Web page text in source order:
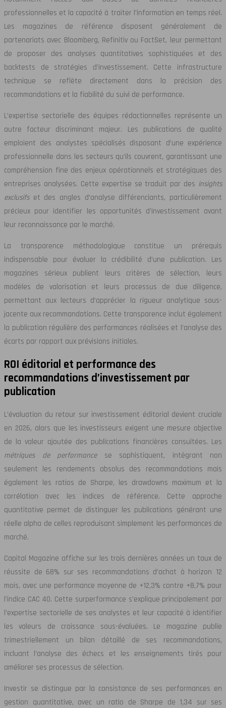
professionnelles et la capacité à traiter l’information en temps réel.
Les magazines de référence disposent généralement de
partenariats avec Bloomberg, Refinitiv ou FactSet, leur permettant
de proposer des analyses quantitatives sophistiquées et des
backtests de stratégies d’investissement. Cette infrastructure
technique se reflète directement dans la précision des
recommandations et la fiabilité du suivi de performance.
L’expertise sectorielle des équipes rédactionnelles représente un
autre facteur discriminant majeur. Les publications de qualité
emploient des analystes spécialisés disposant d’une expérience
professionnelle dans les secteurs qu’ils couvrent, garantissant une
compréhension fine des enjeux opérationnels et stratégiques des
entreprises analysées. Cette expertise se traduit par des insights
exclusifset des angles d’analyse différenciants, particulièrement
précieux pour identifier les opportunités d’investissement avant
leur reconnaissance par le marché.
La transparence méthodologique constitue un prérequis
indispensable pour évaluer la crédibilité d’une publication. Les
magazines sérieux publient leurs critères de sélection, leurs
modèles de valorisation et leurs processus de due diligence,
permettant aux lecteurs d’apprécier la rigueur analytique sous-
jacente aux recommandations. Cette transparence inclut également
la publication régulière des performances réalisées et l’analyse des
écarts par rapport aux prévisions initiales.
ROI éditorial et performance des
recommandations d’investissement par
publication
L’évaluation du retour sur investissement éditorial devient cruciale
en 2026, alors que les investisseurs exigent une mesure objective
de la valeur ajoutée des publications financières consultées. Les
métriques de performancese sophistiquent, intégrant non
seulement les rendements absolus des recommandations mais
également les ratios de Sharpe, les drawdowns maximum et la
corrélation avec les indices de référence. Cette approche
quantitative permet de distinguer les publications générant une
réelle alpha de celles reproduisant simplement les performances de
marché.
Capital Magazine affiche sur les trois dernières années un taux de
réussite de 68% sur ses recommandations d’achat à horizon 12
mois, avec une performance moyenne de +12,3% contre +8,7% pour
l’indice CAC 40. Cette surperformance s’explique principalement par
l’expertise sectorielle de ses analystes et leur capacité à identifier
les valeurs de croissance sous-évaluées. Le magazine publie
trimestriellement un bilan détaillé de ses recommandations,
incluant l’analyse des échecs et les enseignements tirés pour
améliorer ses processus de sélection.
Investir se distingue par la consistance de ses performances en
gestion quantitative, avec un ratio de Sharpe de 1,34 sur ses